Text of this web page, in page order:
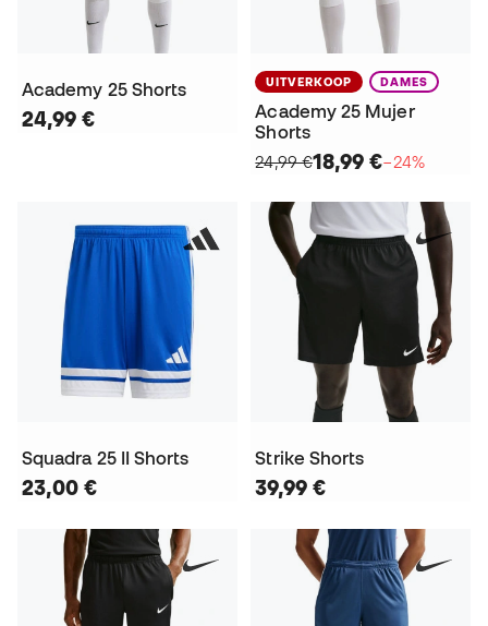
Academy 25 Shorts
24,99 €
UITVERKOOP DAMES
Academy 25 Mujer
Shorts
24,99 €18,99 €−24%
Squadra 25 II Shorts
23,00 €
Strike Shorts
39,99 €